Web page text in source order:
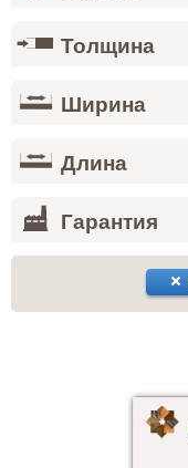
Толщина
Ширина
Длина
Гарантия